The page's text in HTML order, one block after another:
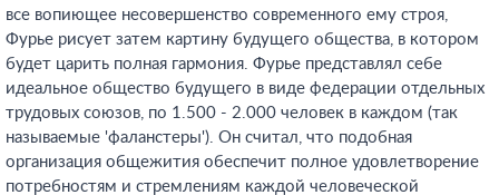
все вопиющее несовершенство современного ему строя,
Фурье рисует затем картину будущего общества, в котором
будет царить полная гармония. Фурье представлял себе
идеальное общество будущего в виде федерации отдельных
трудовых союзов, по 1.500 - 2.000 человек в каждом (так
называемые 'фаланстеры'). Он считал, что подобная
организация общежития обеспечит полное удовлетворение
потребностям и стремлениям каждой человеческой